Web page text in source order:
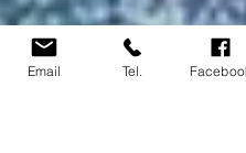
Email Tel.